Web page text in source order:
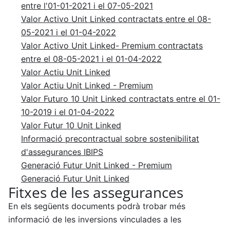
entre l'01-01-2021 i el 07-05-2021
Valor Activo Unit Linked contractats entre el 08-
05-2021 i el 01-04-2022
Valor Activo Unit Linked- Premium contractats
entre el 08-05-2021 i el 01-04-2022
Valor Actiu Unit Linked
Valor Actiu Unit Linked - Premium
Valor Futuro 10 Unit Linked contractats entre el 01-
10-2019 i el 01-04-2022
Valor Futur 10 Unit Linked
Informació precontractual sobre sostenibilitat
d'assegurances IBIPS
Generació Futur Unit Linked - Premium
Generació Futur Unit Linked
Fitxes de les assegurances
En els següents documents podrà trobar més
informació de les inversions vinculades a les